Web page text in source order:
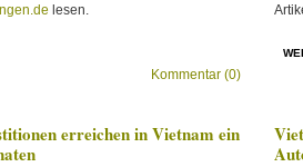
lesen.
Kommentar (0)
erreichen in Vietnam ein